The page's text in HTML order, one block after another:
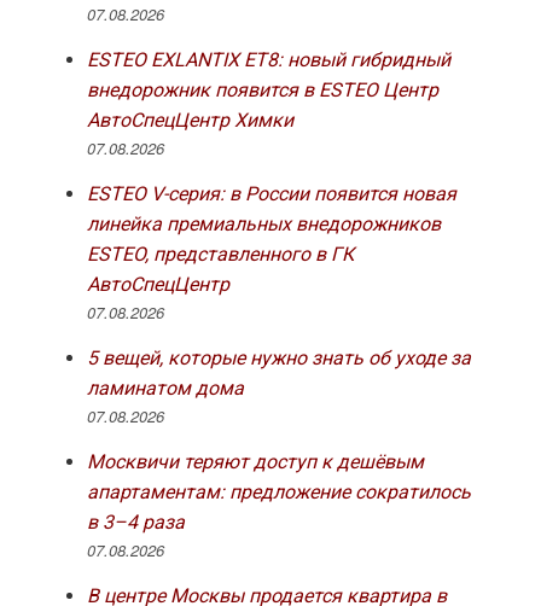
07.08.2026
ESTEO EXLANTIX ET8: новый гибридный
внедорожник появится в ESTEO Центр
АвтоСпецЦентр Химки
07.08.2026
ESTEO V-серия: в России появится новая
линейка премиальных внедорожников
ESTEO, представленного в ГК
АвтоСпецЦентр
07.08.2026
5 вещей, которые нужно знать об уходе за
ламинатом дома
07.08.2026
Москвичи теряют доступ к дешёвым
апартаментам: предложение сократилось
в 3–4 раза
07.08.2026
В центре Москвы продается квартира в